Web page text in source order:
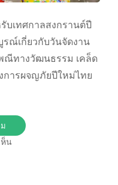
บเทศกาลสงกรานต์ปี
ณ์เกี่ยวกับวันจัดงาน
ณีทางวัฒนธรรม เคล็ด
การผจญภัยปีใหม่ไทย
น